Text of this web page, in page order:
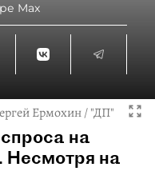
Max
Ермохин / "ДП"
на
Несмотря на